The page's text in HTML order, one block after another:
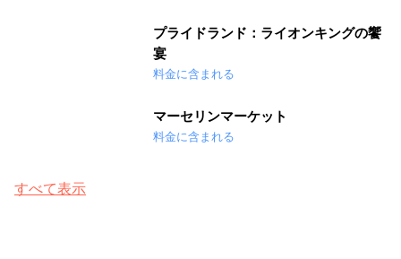
プライドランド：ライオンキングの饗
宴
料金に含まれる
マーセリンマーケット
料金に含まれる
すべて表示